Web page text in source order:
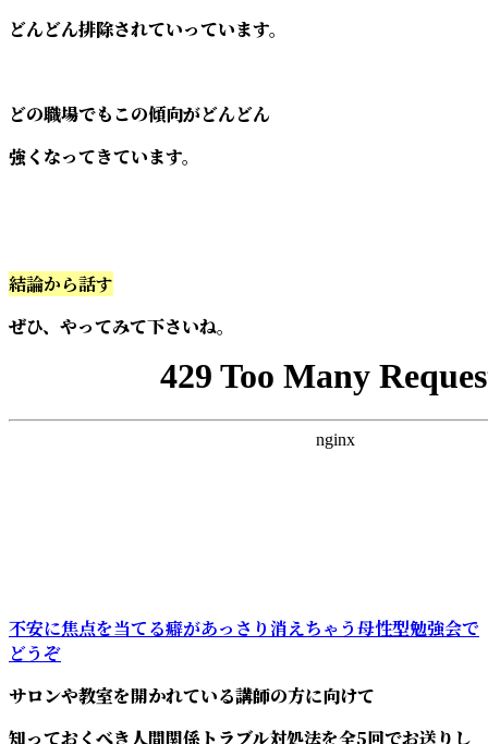
どんどん排除されていっています。
どの職場でもこの傾向がどんどん
強くなってきています。
結論から話す
ぜひ、やってみて下さいね。
不安に焦点を当てる癖があっさり消えちゃう母性型勉強会で
どうぞ
サロンや教室を開かれている講師の方に向けて
知っておくべき人間関係トラブル対処法を全5回でお送りし